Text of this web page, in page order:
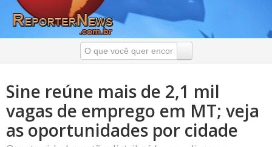
Sine reúne mais de 2,1 mil
vagas de emprego em MT; veja
as oportunidades por cidade